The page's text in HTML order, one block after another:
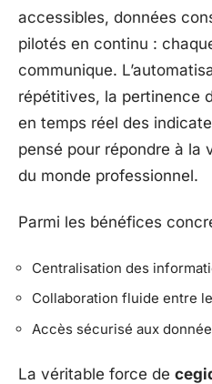
accessibles, données
pilotés en continu :
communique.
répétitives, la pertinence
en temps réel des
pensé pour répondre à la
du monde professionnel.
Parmi les bénéfices
Centralisation des
Collaboration fluide entre
Accès sécurisé aux
La véritable force de